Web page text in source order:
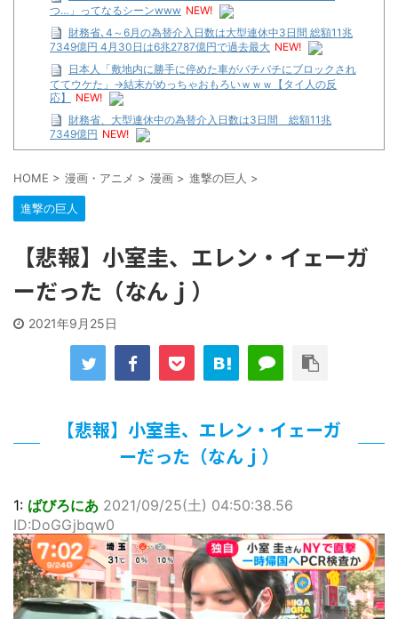
つ…」ってなるシーンwww NEW!
財務省､4～6月の為替介入日数は大型連休中3日間 総額11兆
7349億円 4月30日は6兆2787億円で過去最大 NEW!
日本人「敷地内に勝手に停めた車がバチバチにブロックされ
ててウケた」→結末がめっちゃおもろいｗｗｗ【タイ人の反
応】
NEW!
財務省、大型連休中の為替介入日数は3日間 総額11兆
7349億円 NEW!
な…
…背が高い娘
【遊戯王】いつ見ても覚醒だけ地属性との関連が意味不明だ
「洋画に日本版主題歌は必要か?」論争
題歌歌うよ！
創作】 第２０話
北原ももさんの挑発!!!
【画像】この女優さん、可愛すぎる
美少女図鑑AWARD2026グランプリ・榎本彩乃、グラビア披
【朗報】齋藤飛鳥、前屈みで完全に見えてる動画が拡散され
【画像】『プリズマ☆イリヤ』の新グッズ、流石に一線を越
えてしまう
北原ももさんの挑発!!!
【画像】顔100点、体30点の女ｗｗｗ
…背が高い娘
佐藤絢音ちゃん(11)が万バズ！！
HOME > 漫画・アニメ > 漫画 > 進撃の巨人 >
進撃の巨人
【悲報】小室圭、エレン・イェーガ
ーだった（なんｊ）
2021年9月25日
【悲報】小室圭、エレン・イェーガ
ーだった（なんｊ）
1: ばびろにあ 2021/09/25(土) 04:50:38.56
ID:DoGGjbqw0